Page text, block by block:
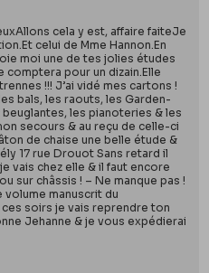
cela y est, affaire faiteJe
celui de Mme Hannon.En
moi une de tes jolies études
comptera pour un dizain.Elle
!!! J’ai vidé mes cartons !
bals, les raouts, les Garden-
les pianoteries & les
secours & au reçu de celle-ci
de chaise une belle étude &
17 rue Drouot Sans retard il
vais chez elle & il faut encore
sur châssis ! – Ne manque pas !
manuscrit du
ces soirs je vais reprendre ton
Jehanne & je vous expédierai